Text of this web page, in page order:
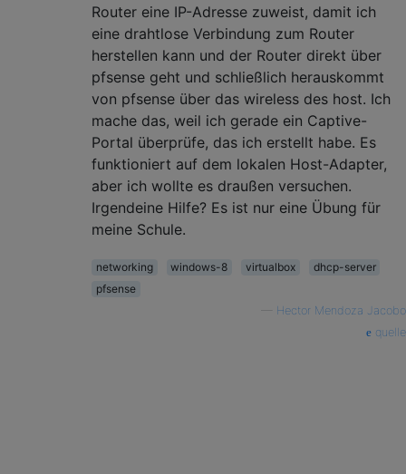
Router eine IP-Adresse zuweist, damit ich
eine drahtlose Verbindung zum Router
herstellen kann und der Router direkt über
pfsense geht und schließlich herauskommt
von pfsense über das wireless des host. Ich
mache das, weil ich gerade ein Captive-
Portal überprüfe, das ich erstellt habe. Es
funktioniert auf dem lokalen Host-Adapter,
aber ich wollte es draußen versuchen.
Irgendeine Hilfe? Es ist nur eine Übung für
meine Schule.
networking windows-8 virtualbox
dhcp-server
pfsense
Hector Mendoza Jacobo
quelle